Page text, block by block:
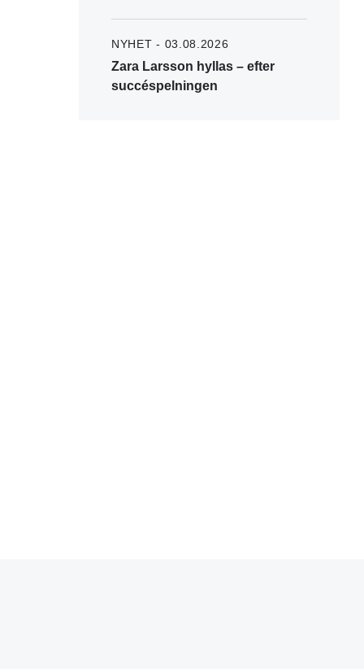
NYHET - 03.08.2026
Zara Larsson hyllas – efter
succéspelningen